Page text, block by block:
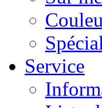
Service